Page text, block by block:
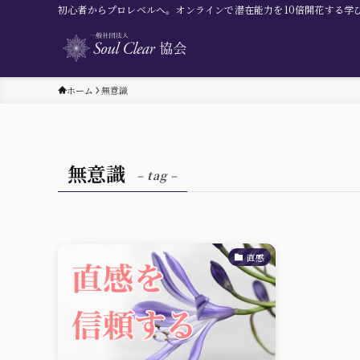
初心者からプロレベルへ。オンラインで潜在能力を10倍開花する学
ホーム 無意識
無意識 – tag –
直感